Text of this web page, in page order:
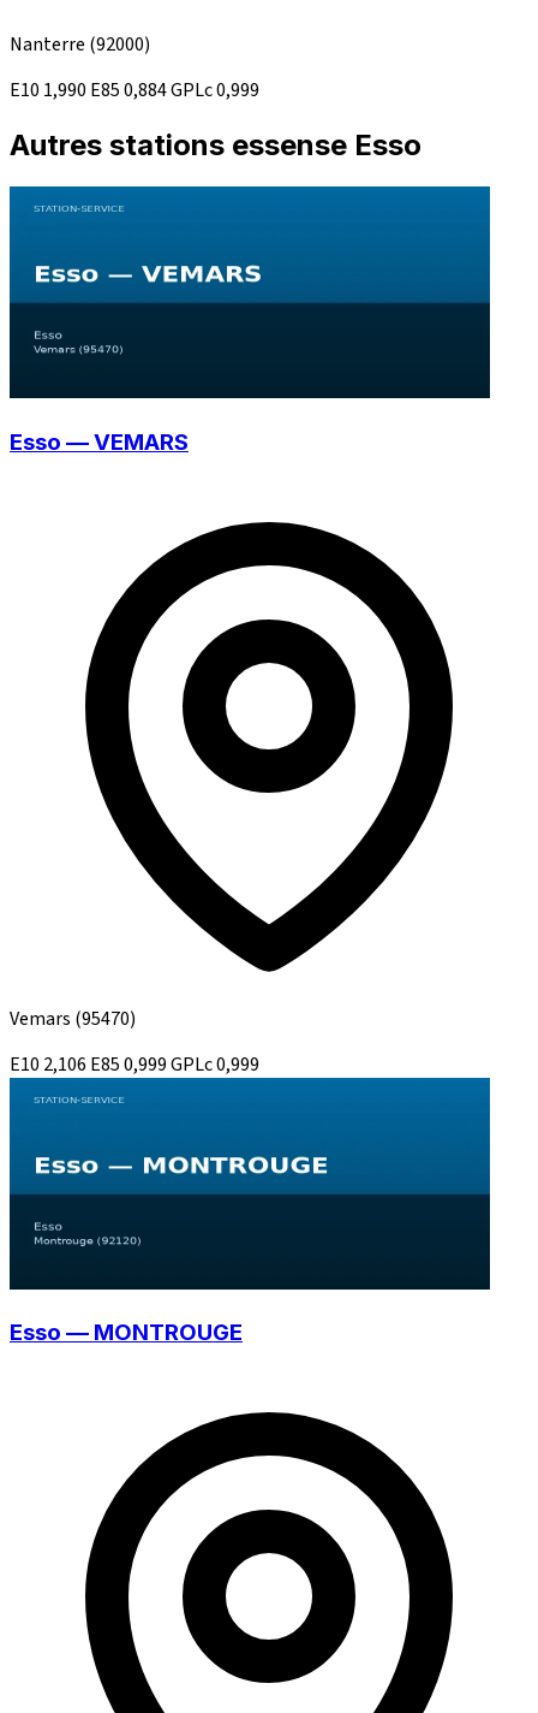
Nanterre (92000)
E10 1,990 E850,884GPLc0,999
Autres stations essense Esso
Esso — VEMARS
Vemars (95470)
E10 2,106 E850,999GPLc0,999
Esso — MONTROUGE